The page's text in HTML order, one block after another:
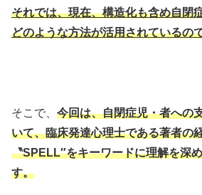
それでは、現在、構造化も含め自閉
どのような方法が活用されているの
そこで、 今回は、自閉症児・者への
いて、臨床発達心理士である著者の
〝SPELL″をキーワードに理解を深
す。